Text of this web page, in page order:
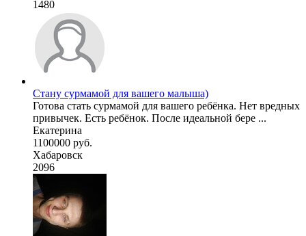
1480
Стану сурмамой для вашего малыша)
Готова стать сурмамой для вашего ребёнка. Нет вредных
привычек. Есть ребёнок. После идеальной бере ...
Екатерина
1100000 руб.
Хабаровск
2096